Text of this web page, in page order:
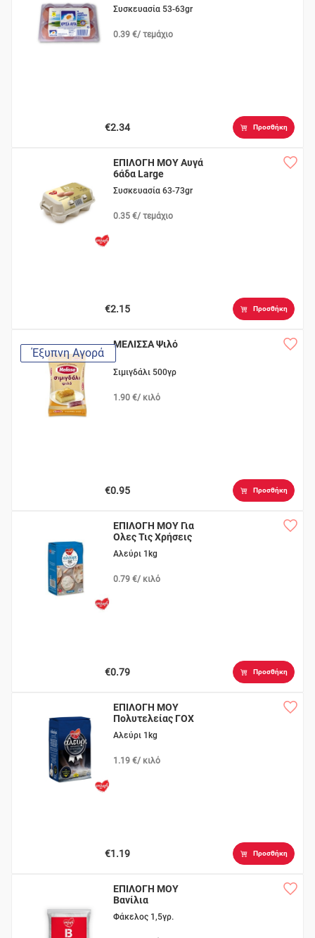
Συσκευασία 53-63gr
0.39 €/ τεμάχιο
€2.34 Προσθήκη
ΕΠΙΛΟΓΗ ΜΟΥ Αυγά
6άδα Large
Συσκευασία 63-73gr
0.35 €/ τεμάχιο
€2.15 Προσθήκη
Έξυπνη Αγορά
ΜΕΛΙΣΣΑ Ψιλό
Σιμιγδάλι 500γρ
1.90 €/ κιλό
€0.95 Προσθήκη
ΕΠΙΛΟΓΗ ΜΟΥ Για
Ολες Τις Χρήσεις
Αλεύρι 1kg
0.79 €/ κιλό
€0.79 Προσθήκη
ΕΠΙΛΟΓΗ ΜΟΥ
Πολυτελείας ΓΟΧ
Αλεύρι 1kg
1.19 €/ κιλό
€1.19 Προσθήκη
ΕΠΙΛΟΓΗ ΜΟΥ
Βανίλια
Φάκελος 1,5γρ.